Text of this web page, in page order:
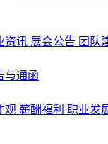
资讯 展会公告 团队
与通函
观 薪酬福利 职业发